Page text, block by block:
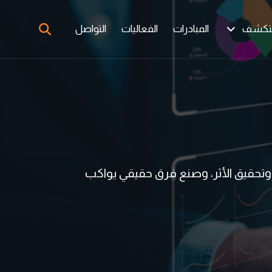
المبادرات الفعاليات التواصل
وتحقيق الأثر، وصنع فرق حقيقي يواكب